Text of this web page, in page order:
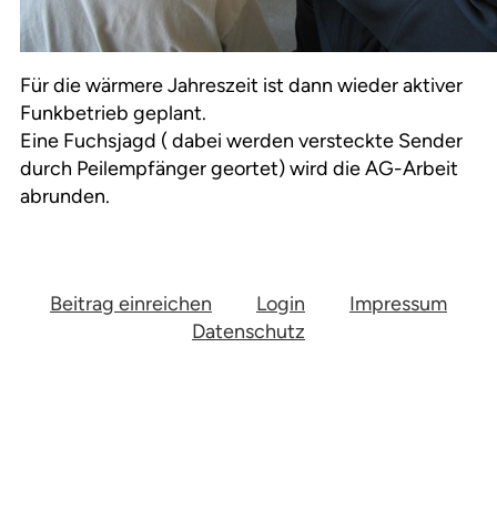
Für die wärmere Jahreszeit ist dann wieder aktiver
Funkbetrieb geplant.
Eine Fuchsjagd ( dabei werden versteckte Sender
durch Peilempfänger geortet) wird die AG-Arbeit
abrunden.
Beitrag einreichen Login
Impressum
Datenschutz